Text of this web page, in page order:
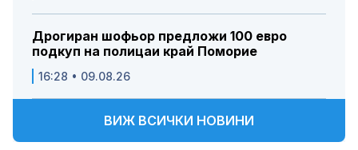
Дрогиран шофьор предложи 100 евро
подкуп на полицаи край Поморие
16:28 • 09.08.26
ВИЖ ВСИЧКИ НОВИНИ